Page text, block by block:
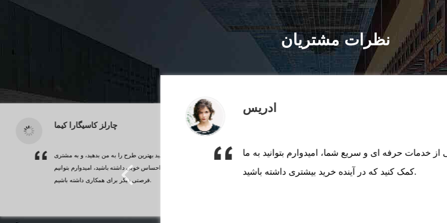
نظرات مشتریان
چارلز كاسيگارا كيما
شما همیشه می توانید بهترین طرح را به من بدهید، و به مشتری
اجازه می دهد احساس خوبی داشته باشید، امیدوارم بتوانیم
فرصتی دیگر برای همکاری داشته باشیم.
ادریس
از خدمات حرفه ای و سریع شما، امیدوارم بتوانید به ما
کمک کنید که در آینده خرید بیشتری داشته باشید.